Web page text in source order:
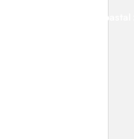
French Mediterranean coastal